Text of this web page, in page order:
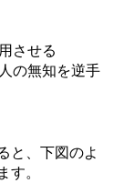
させる
の無知を逆手
と、下図のよ
。